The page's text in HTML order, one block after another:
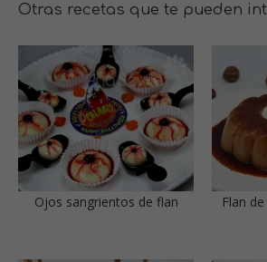
Otras recetas que te pueden
Ojos sangrientos de flan
Flan